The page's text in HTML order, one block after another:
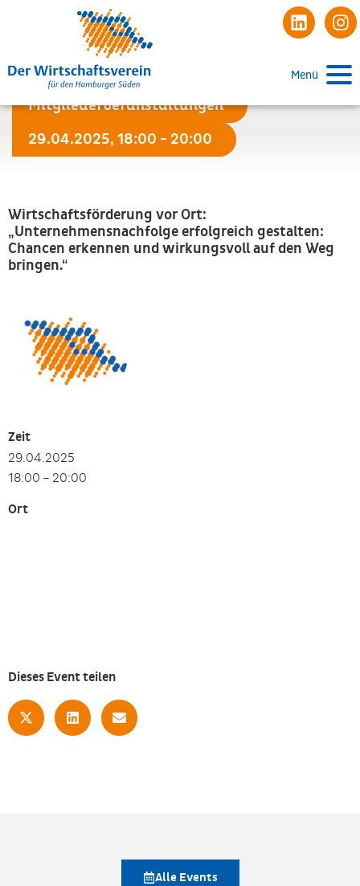
Menü
Mitgliederveranstaltungen
29.04.2025, 18:00 - 20:00
Wirtschaftsförderung vor Ort:
„Unternehmensnachfolge erfolgreich gestalten:
Chancen erkennen und wirkungsvoll auf den Weg
bringen.“
Zeit
29.04.2025
18:00 – 20:00
Ort
Dieses Event teilen
Alle Events